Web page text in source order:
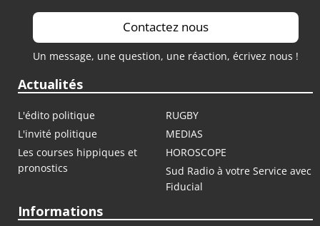
Contactez nous
Un message, une question, une réaction, écrivez nous !
Actualités
L'édito politique
RUGBY
L'invité politique
MEDIAS
Les courses hippiques et
pronostics
HOROSCOPE
Sud Radio à votre Service avec
Fiducial
Informations